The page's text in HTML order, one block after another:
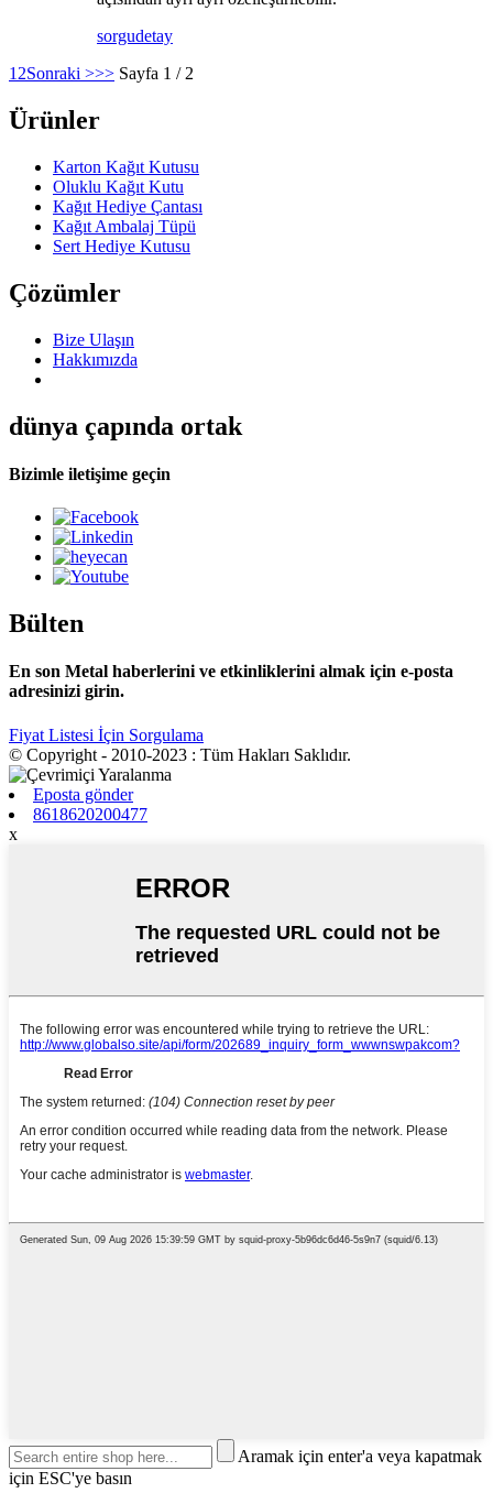
sorgudetay
1 2Sonraki >>> Sayfa 1 / 2
Ürünler
Karton Kağıt Kutusu
Oluklu Kağıt Kutu
Kağıt Hediye Çantası
Kağıt Ambalaj Tüpü
Sert Hediye Kutusu
Çözümler
Bize Ulaşın
Hakkımızda
dünya çapında ortak
Bizimle iletişime geçin
Bülten
En son Metal haberlerini ve etkinliklerini almak için e-posta
adresinizi girin.
Fiyat Listesi İçin Sorgulama
© Copyright - 2010-2023 : Tüm Hakları Saklıdır.
Eposta gönder
8618620200477
x
Aramak için enter'a veya kapatmak
için ESC'ye basın